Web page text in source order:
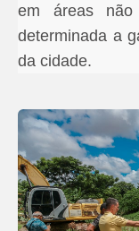
em áreas não
determinada a
da cidade.